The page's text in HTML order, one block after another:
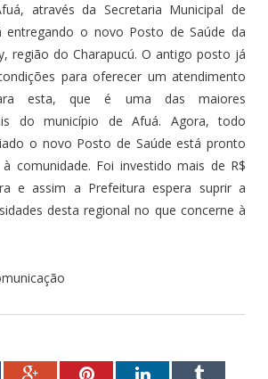
através da Secretaria Municipal de
entregando o novo Posto de Saúde da
região do Charapucú. O antigo posto já
para oferecer um atendimento
esta, que é uma das maiores
do município de Afuá. Agora, todo
o novo Posto de Saúde está pronto
comunidade. Foi investido mais de R$
e assim a Prefeitura espera suprir a
desta regional no que concerne à
Google+PinterestLinkedInTumblr